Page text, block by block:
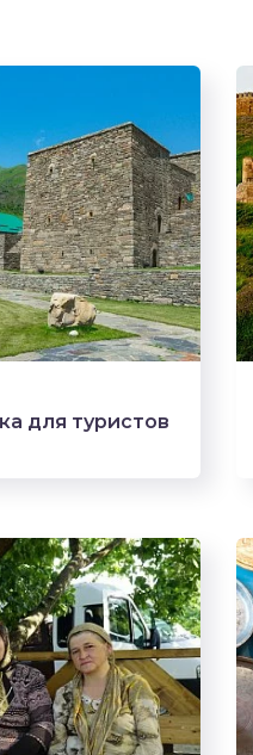
для туристов